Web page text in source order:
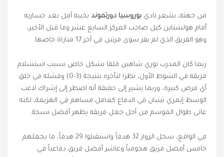
من جهته، يشعر نادي بوروسيا دورتموند بخيبة أمل بعد خسارته
أمام هولشتاين كيل صاحب المركز السابع عشر وما قبل الأخير،
وهو الفريق الذي لم يفز سوى مرتين في آخر 17 مباراة خاضها.
ربما كان المدرب نوري شاهين قلقا بشكل خاص بسبب استسلام
فريقه في الشوط الأول، نظرا لتأخره بنتيجة (3-0) وفشله في خلق
أي فرص كبيرة، وربما يشير إلى حقيقة أنه اضطر إلى إشراك لاعب
الوسط إيمري تشان في الدفاع كعامل مساهم في الهزيمة، لكنه
عانى طوال الموسم من أجل جعل فريقه يظهر أفضل نسخة.
في الواقع، سجل الزوار 32 هدفاً واستقبلوا 29 هدفاً، ما يجعلهم
خامس أفضل فريق هجومياً وعاشر أفضل فريق دفاعياً في